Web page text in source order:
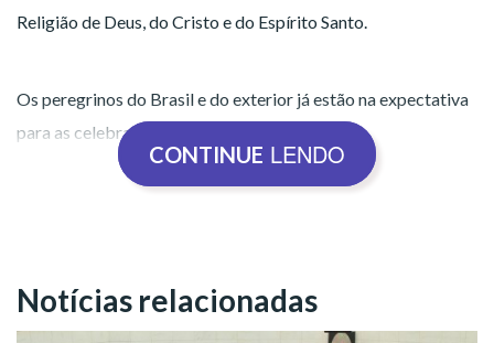
Religião de Deus, do Cristo e do Espírito Santo.
Os peregrinos do Brasil e do exterior já estão na expectativa
para as celebrações do Templo da Paz!
CONTINUE LENDO
Notícias relacionadas